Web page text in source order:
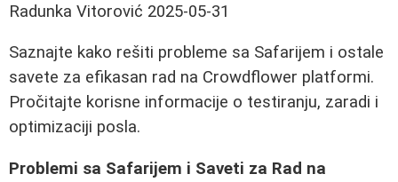
Radunka Vitorović 2025-05-31
Saznajte kako rešiti probleme sa Safarijem i ostale
savete za efikasan rad na Crowdflower platformi.
Pročitajte korisne informacije o testiranju, zaradi i
optimizaciji posla.
Problemi sa Safarijem i Saveti za Rad na